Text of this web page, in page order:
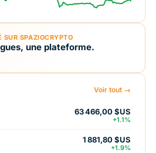
SUR SPAZIOCRYPTO
une plateforme.
Voir tout →
63 466,00 $US
+1.1%
1 881,80 $US
+1.9%